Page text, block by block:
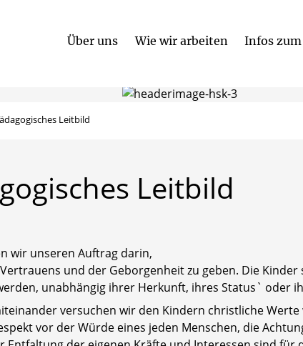
Über uns Wie wir arbeiten Infos
Leitbild
Leitbild
wir unseren Auftrag darin,
und der Geborgenheit zu geben. Die
unabhängig ihrer Herkunft, ihres Status` oder
versuchen wir den Kindern christliche
vor der Würde eines jeden Menschen, die